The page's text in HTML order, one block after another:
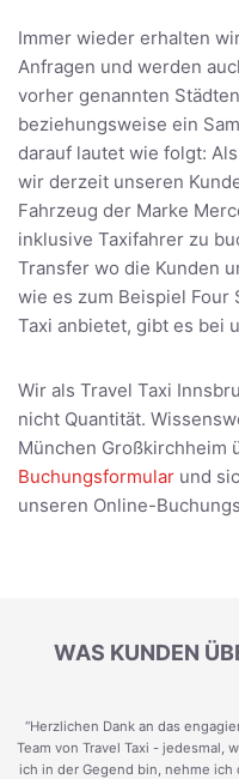
Immer wieder erhalten
Anfragen und werden
vorher genannten
beziehungsweise ein
darauf lautet wie folgt:
wir derzeit unseren
Fahrzeug der Marke
inklusive Taxifahrer zu
Transfer wo die Kunden
wie es zum Beispiel Four
Taxi anbietet, gibt es bei
Wir als Travel Taxi
nicht Quantität.
München Großkirchheim
Buchungsformular und
unseren Online-
WAS KUNDEN
“Herzlichen Dank an das
Team von Travel Taxi - jedesmal,
ich in der Gegend bin, nehme ich